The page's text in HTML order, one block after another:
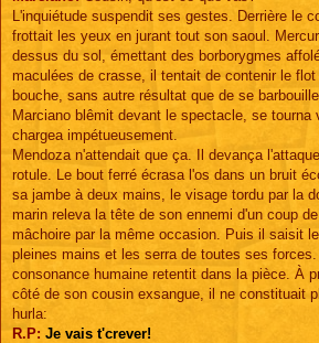
L'inquiétude suspendit ses gestes. Derrière le
frottait les yeux en jurant tout son saoul.
dessus du sol, émettant des borborygmes
maculées de crasse, il tentait de contenir le
bouche, sans autre résultat que de se
Marciano blêmit devant le spectacle, se tourna
chargea impétueusement.
Mendoza n'attendait que ça. Il devança
rotule. Le bout ferré écrasa l'os dans un bruit
sa jambe à deux mains, le visage tordu par la
marin releva la tête de son ennemi d'un coup
mâchoire par la même occasion. Puis il saisit
pleines mains et les serra de toutes ses
consonance humaine retentit dans la pièce. À
côté de son cousin exsangue, il ne constituait
hurla:
R.P: Je vais t'crever!